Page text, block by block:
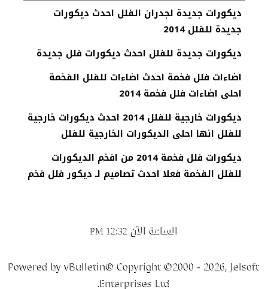
ديكورات جديدة لجدران الفلل احدث ديكورات
جديدة للفلل 2014
ديكورات جديدة للفلل احدث ديكورات فلل جديدة
اضاءات فلل فخمة احدث اضاءات للفلل الفخمة
احلى اضاءات فلل فخمة 2014
ديكورات خارجية للفلل 2014 احدث ديكورات خارجية
للفلل انها احلى الديكورات الخارجية للفلل
ديكورات فلل فخمة 2014 من افخم الديكورات
للفلل الفخمة فعلا احدث تصاميم لـ ديكور فلل فخم
الساعة الآن 12:32 PM
Powered by vBulletin® Copyright ©2000 - 2026, Jelsoft
Enterprises Ltd.